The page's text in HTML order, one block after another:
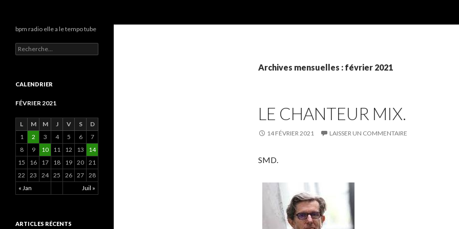
Archives mensuelles : février 2021
LE CHANTEUR MIX.
14 FÉVRIER 2021 LAISSER UN COMMENTAIRE
SMD.
bpm radio elle a le tempo tube
R
e
e
c
r
CALENDRIER
FÉVRIER 2021
L M M J V S D
« Jan Juil »
1 2 3 4 5 6
7
8
9 10 11 12 13
14
15
16 17 18 19 20 21
22
23 24 25 26 27 28
ARTICLES RÉCENTS